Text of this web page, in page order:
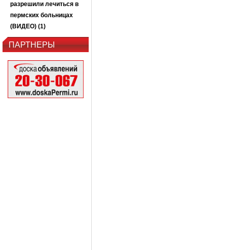
разрешили лечиться в
пермских больницах
(ВИДЕО) (1)
ПАРТНЕРЫ